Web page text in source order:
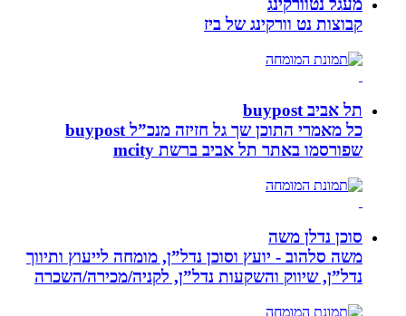
מעגל נטוורקינג
קבוצות נט וורקינג של ביז
תל אביב buypost
כל מאמרי התוכן שך גל חזיזה מנכ”ל buypost
שפורסמו באתר תל אביב ברשת mcity
סוכן נדלן משה
משה סלהוב - יועץ וסוכן נדל”ן, מומחה לייעוץ ותיווך
נדל”ן, שיווק והשקעות נדל”ן, לקניה/מכירה/השכרה